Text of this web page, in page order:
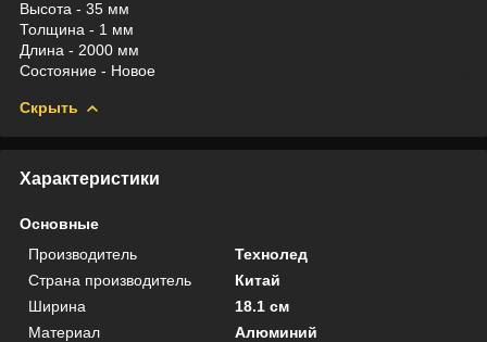
Высота - 35 мм
Толщина - 1 мм
Длина - 2000 мм
Состояние - Новое
Скрыть
Характеристики
Основные
Производитель
Технолед
Страна производитель
Китай
Ширина
18.1 см
Материал
Алюминий